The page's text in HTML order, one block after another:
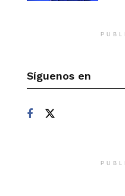
Síguenos en